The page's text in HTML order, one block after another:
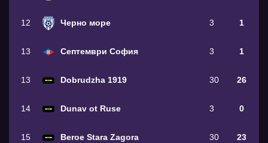
12 Черно море 3 1
13 Септември София 3 1
13 Dobrudzha 1919 30 26
14 Dunav ot Ruse 3 0
15 Beroe Stara Zagora 30 23